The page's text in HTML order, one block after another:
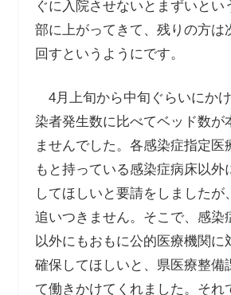
ぐに入院させないとまずいとい
部に上がってきて、残りの方は
回すというようにです。
4月上旬から中旬ぐらいにか
染者発生数に比べてベッド数が
ませんでした。各感染症指定医
もと持っている感染症病床以外
してほしいと要請をしましたが
追いつきません。そこで、感染
以外にもおもに公的医療機関に
確保してほしいと、県医療整備
て働きかけてくれました。それ